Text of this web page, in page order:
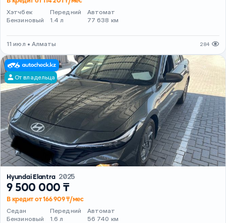
Хэтчбек
Бензиновый
Передний
1.4 л
Автомат
77 638 км
11 июл • Алматы 284
От владельца
Hyundai Elantra 2025
9 500 000 ₸
В кредит от 166 909 ₸/мес
Седан
Бензиновый
Передний
1.6 л
Автомат
56 740 км